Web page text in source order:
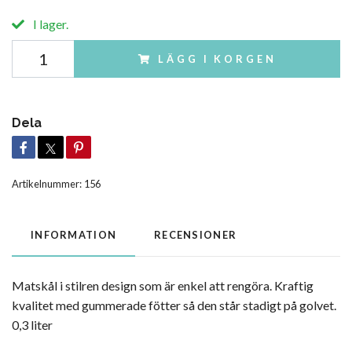
I lager.
LÄGG I KORGEN
Dela
Artikelnummer: 156
INFORMATION RECENSIONER
Matskål i stilren design som är enkel att rengöra. Kraftig
kvalitet med gummerade fötter så den står stadigt på golvet.
0,3 liter